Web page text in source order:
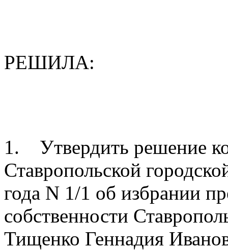
РЕШИЛА:
1. Утвердить решение
Ставропольской
года N 1/1 об избрании
собственности
Тищенко Геннадия